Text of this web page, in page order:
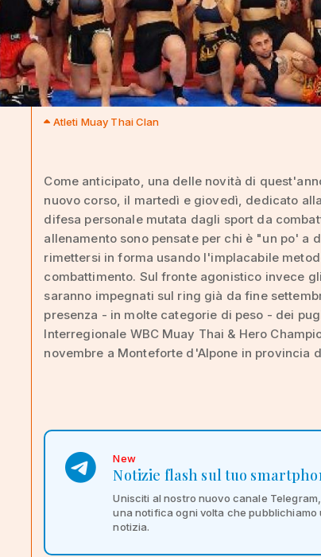
Atleti Muay Thai Clan
Come anticipato, una delle novità di
nuovo corso, il martedì e giovedì, dedicato
difesa personale mutata dagli sport da
allenamento sono pensate per chi è "un po' a
rimettersi in forma usando l'implacabile
combattimento. Sul fronte agonistico invece
saranno impegnati sul ring già da fine
presenza - in molte categorie di peso - dei
Interregionale WBC Muay Thai & Hero
novembre a Monteforte d'Alpone in provincia
New
Notizie flash sul tuo
Unisciti al nostro nuovo canale
una notifica ogni volta che pubblichiamo
notizia.